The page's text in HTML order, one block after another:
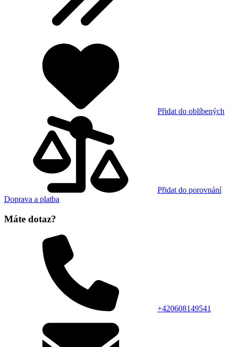
Přidat do oblíbených
Přidat do porovnání
Doprava a platba
Máte dotaz?
+420608149541